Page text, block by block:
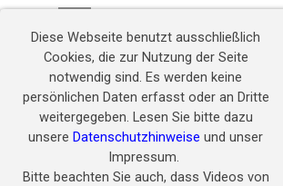
Diese Webseite benutzt ausschließlich
Cookies, die zur Nutzung der Seite
notwendig sind. Es werden keine
persönlichen Daten erfasst oder an Dritte
weitergegeben. Lesen Sie bitte dazu
unsere Datenschutzhinweise und unser
Impressum.
Bitte beachten Sie auch, dass Videos von
Direkt zum Seiteninhalt
Zukunft ermöglichen